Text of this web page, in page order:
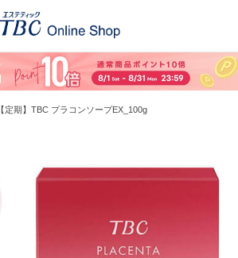
【定期】TBC プラコンソープEX_100g